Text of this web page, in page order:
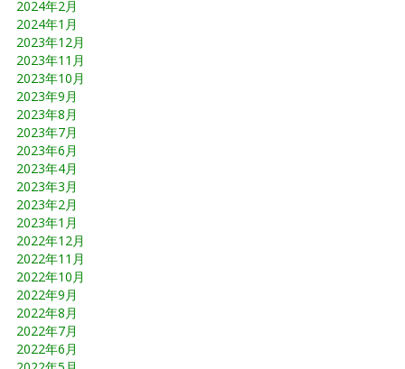
2024年2月
2024年1月
2023年12月
2023年11月
2023年10月
2023年9月
2023年8月
2023年7月
2023年6月
2023年4月
2023年3月
2023年2月
2023年1月
2022年12月
2022年11月
2022年10月
2022年9月
2022年8月
2022年7月
2022年6月